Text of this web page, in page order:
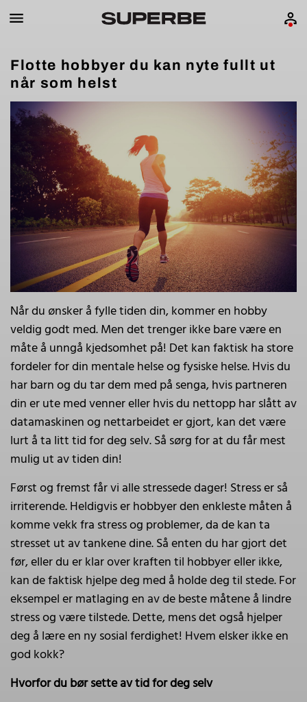
Flotte hobbyer du kan nyte fullt ut
når som helst
Når du ønsker å fylle tiden din, kommer en hobby
veldig godt med. Men det trenger ikke bare være en
måte å unngå kjedsomhet på! Det kan faktisk ha store
fordeler for din mentale helse og fysiske helse. Hvis du
har barn og du tar dem med på senga, hvis partneren
din er ute med venner eller hvis du nettopp har slått av
datamaskinen og nettarbeidet er gjort, kan det være
lurt å ta litt tid for deg selv. Så sørg for at du får mest
mulig ut av tiden din!
Først og fremst får vi alle stressede dager! Stress er så
irriterende. Heldigvis er hobbyer den enkleste måten å
komme vekk fra stress og problemer, da de kan ta
stresset ut av tankene dine. Så enten du har gjort det
før, eller du er klar over kraften til hobbyer eller ikke,
kan de faktisk hjelpe deg med å holde deg til stede. For
eksempel er matlaging en av de beste måtene å lindre
stress og være tilstede. Dette, mens det også hjelper
deg å lære en ny sosial ferdighet! Hvem elsker ikke en
god kokk?
Hvorfor du bør sette av tid for deg selv